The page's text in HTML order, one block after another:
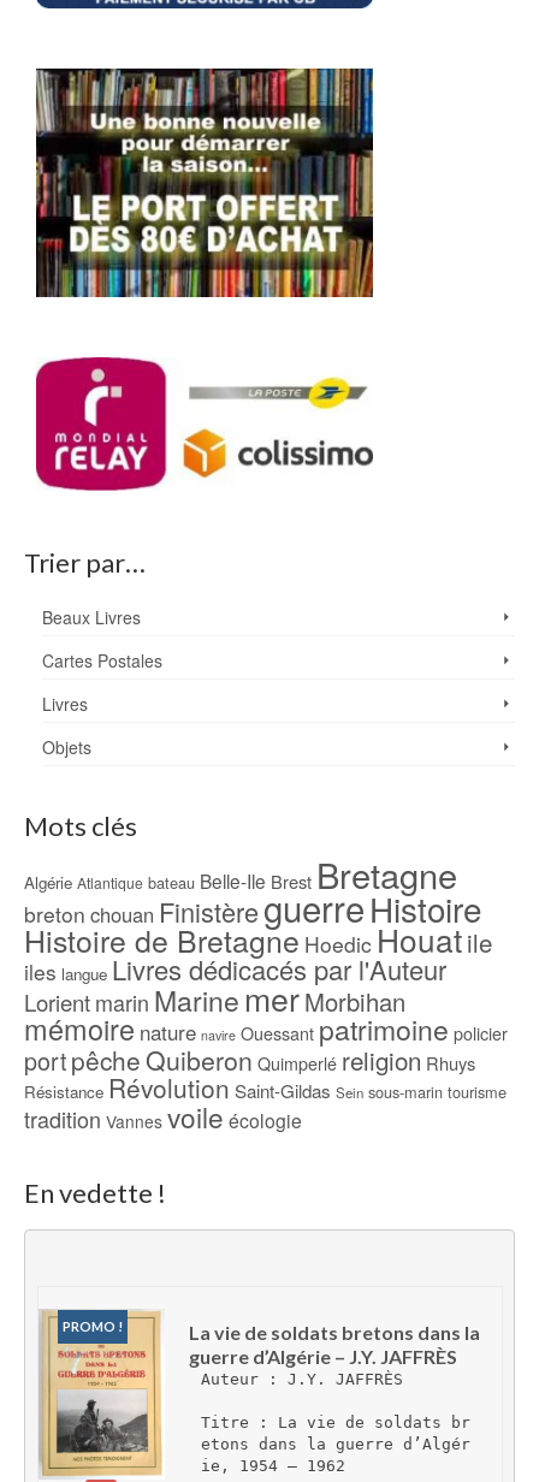
Trier par…
Beaux Livres
Cartes Postales
Livres
Objets
Mots clés
Algérie Atlantique bateau Belle-Ile Brest Bretagne
breton chouan FinistèreguerreHistoire
Histoire de Bretagne Hoedic Houatile
iles langue Livres dédicacés par l'Auteur
Lorientmarin Marine merMorbihan
mémoire nature navire Ouessant patrimoine policier
portpêcheQuiberon Quimperlé religion Rhuys
Résistance Révolution Saint-Gildas Sein sous-marin tourisme
tradition Vannes voile écologie
En vedette !
PROMO !
La vie de soldats bretons dans la
guerre d’Algérie – J.Y. JAFFRÈS
Auteur : J.Y. JAFFRÈS
Titre : La vie de soldats br
etons dans la guerre d’Algér
ie, 1954 – 1962